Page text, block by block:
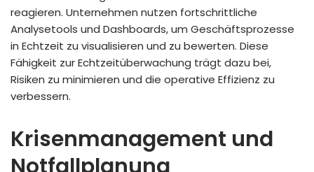
reagieren. Unternehmen nutzen fortschrittliche
Analysetools und Dashboards, um Geschäftsprozesse
in Echtzeit zu visualisieren und zu bewerten. Diese
Fähigkeit zur Echtzeitüberwachung trägt dazu bei,
Risiken zu minimieren und die operative Effizienz zu
verbessern.
Krisenmanagement und